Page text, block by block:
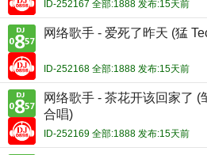
ID-252167 全部:1888 发布:15天前
网络歌手 - 爱死了昨天 (猛
ID-252168 全部:1888 发布:15天前
网络歌手 - 茶花开该回家了 (
合唱)
ID-252169 全部:1888 发布:15天前